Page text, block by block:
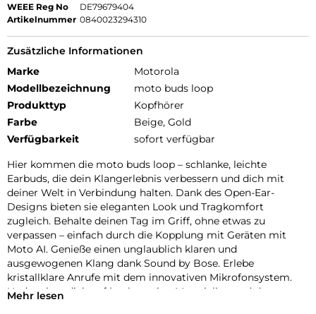
WEEE Reg No
DE79679404
Artikelnummer 0840023294310
Zusätzliche Informationen
Marke
Motorola
Modellbezeichnung
moto buds loop
Produkttyp
Kopfhörer
Farbe
Beige, Gold
Verfügbarkeit
sofort verfügbar
Hier kommen die moto buds loop – schlanke, leichte
Earbuds, die dein Klangerlebnis verbessern und dich mit
deiner Welt in Verbindung halten. Dank des Open-Ear-
Designs bieten sie eleganten Look und Tragkomfort
zugleich. Behalte deinen Tag im Griff, ohne etwas zu
verpassen – einfach durch die Kopplung mit Geräten mit
Moto AI. Genieße einen unglaublich klaren und
ausgewogenen Klang dank Sound by Bose. Erlebe
kristallklare Anrufe mit dem innovativen Mikrofonsystem.
Und verlass dich auf hochwertige Materialien und das
Mehr lesen